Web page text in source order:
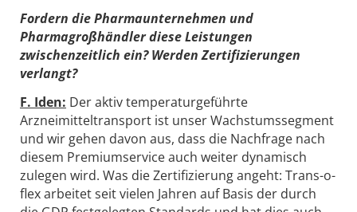
Fordern die Pharmaunternehmen und
Pharmagroßhändler diese Leistungen
zwischenzeitlich ein? Werden Zertifizierungen
verlangt?
F. Iden: Der aktiv temperaturgeführte
Arzneimitteltransport ist unser Wachstumssegment
und wir gehen davon aus, dass die Nachfrage nach
diesem Premiumservice auch weiter dynamisch
zulegen wird. Was die Zertifizierung angeht: Trans-o-
flex arbeitet seit vielen Jahren auf Basis der durch